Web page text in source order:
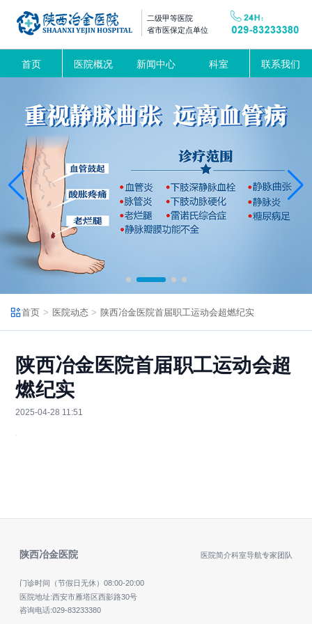
二级甲等医院
省市医保定点单位
首页 医院概况 新闻中心 科室 联系我们
首页 医院动态 陕西冶金医院首届职工运动会超燃纪实
陕西冶金医院首届职工运动会超
燃纪实
2025-04-28 11:51
陕西冶金医院 医院简介科室导航专家团队
门诊时间（节假日无休） 08:00-20:00
医院地址:西安市雁塔区西影路30号
咨询电话:029-83233380